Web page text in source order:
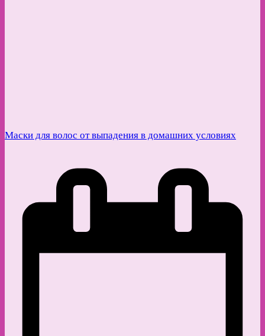
Маски для волос от выпадения в домашних условиях